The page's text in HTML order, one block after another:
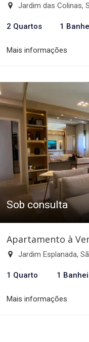
Jardim das Colinas,
2 Quartos 1
Mais informações
Sob consulta
Apartamento à
Jardim Esplanada,
1 Quarto 1
Mais informações